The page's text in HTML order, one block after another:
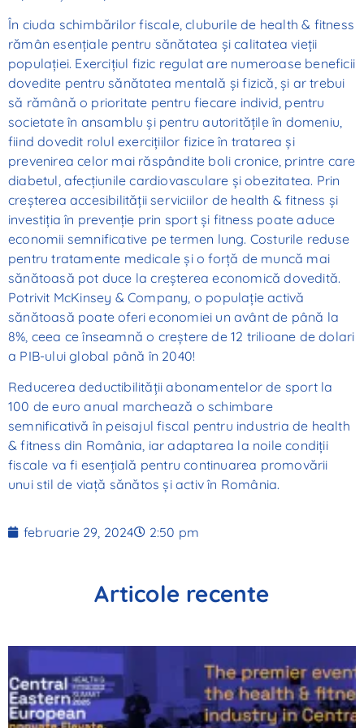
În ciuda schimbărilor fiscale, cluburile de health & fitness
rămân esențiale pentru sănătatea și calitatea vieții
populației. Exercițiul fizic regulat are numeroase beneficii
dovedite pentru sănătatea mentală și fizică, și ar trebui
să rămână o prioritate pentru fiecare individ, pentru
societate în ansamblu și pentru autoritățile în domeniu,
fiind dovedit rolul exercițiilor fizice în tratarea și
prevenirea celor mai răspândite boli cronice, printre care
diabetul, afecțiunile cardiovasculare și obezitatea. Prin
creșterea accesibilității serviciilor de health & fitness și
investiția în prevenție prin sport și fitness poate aduce
economii semnificative pe termen lung. Costurile reduse
pentru tratamente medicale și o forță de muncă mai
sănătoasă pot duce la creșterea economică dovedită.
Potrivit McKinsey & Company, o populație activă
sănătoasă poate oferi economiei un avânt de până la
8%, ceea ce înseamnă o creștere de 12 trilioane de dolari
a PIB-ului global până în 2040!
Reducerea deductibilității abonamentelor de sport la
100 de euro anual marchează o schimbare
semnificativă în peisajul fiscal pentru industria de health
& fitness din România, iar adaptarea la noile condiții
fiscale va fi esențială pentru continuarea promovării
unui stil de viață sănătos și activ în România.
februarie 29, 2024 2:50 pm
Articole recente